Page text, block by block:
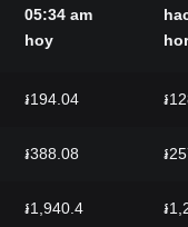
05:34 am
hoy
៛194.04 ៛
៛388.08 ៛
៛1,940.4 ៛